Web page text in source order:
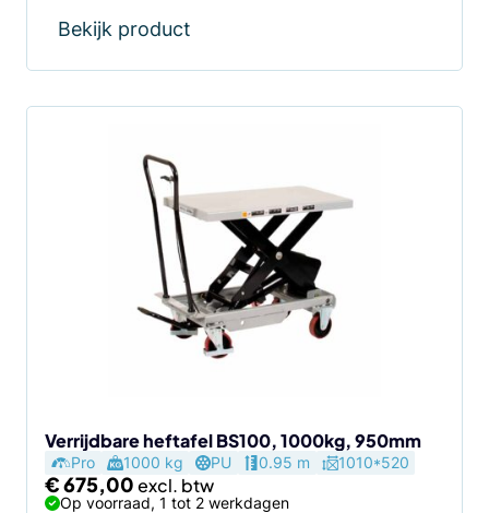
Bekijk product
Verrijdbare heftafel BS100, 1000kg, 950mm
Pro 1000 kg PU 0.95 m 1010*520
€675,00
Op voorraad, 1 tot 2 werkdagen